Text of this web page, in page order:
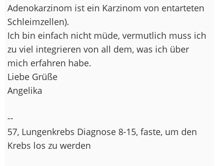
Adenokarzinom ist ein Karzinom von entarteten
Schleimzellen).
Ich bin einfach nicht müde, vermutlich muss ich
zu viel integrieren von all dem, was ich über
mich erfahren habe.
Liebe Grüße
Angelika
--
57, Lungenkrebs Diagnose 8-15, faste, um den
Krebs los zu werden